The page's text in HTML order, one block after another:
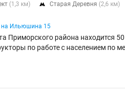
(1,3 км)  Старая Деревня (2,6 км)
на Ильюшина 15
Приморского района находится
по работе с населением по